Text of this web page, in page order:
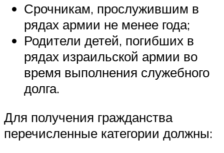
Срочникам, прослужившим в
рядах армии не менее года;
Родители детей, погибших в
рядах израильской армии во
время выполнения служебного
долга.
Для получения гражданства
перечисленные категории должны: